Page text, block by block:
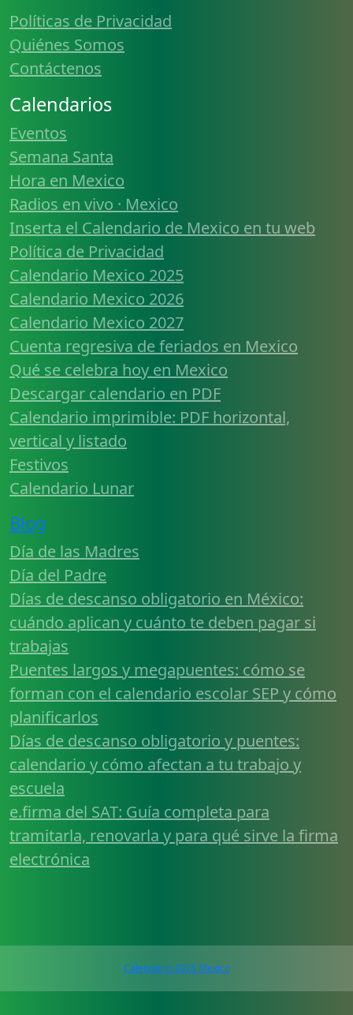
Políticas de Privacidad
Quiénes Somos
Contáctenos
Calendarios
Eventos
Semana Santa
Hora en Mexico
Radios en vivo · Mexico
Inserta el Calendario de Mexico en tu web
Política de Privacidad
Calendario Mexico 2025
Calendario Mexico 2026
Calendario Mexico 2027
Cuenta regresiva de feriados en Mexico
Qué se celebra hoy en Mexico
Descargar calendario en PDF
Calendario imprimible: PDF horizontal,
vertical y listado
Festivos
Calendario Lunar
Blog
Día de las Madres
Día del Padre
Días de descanso obligatorio en México:
cuándo aplican y cuánto te deben pagar si
trabajas
Puentes largos y megapuentes: cómo se
forman con el calendario escolar SEP y cómo
planificarlos
Días de descanso obligatorio y puentes:
calendario y cómo afectan a tu trabajo y
escuela
e.firma del SAT: Guía completa para
tramitarla, renovarla y para qué sirve la firma
electrónica
Calendario 2026 Mexico